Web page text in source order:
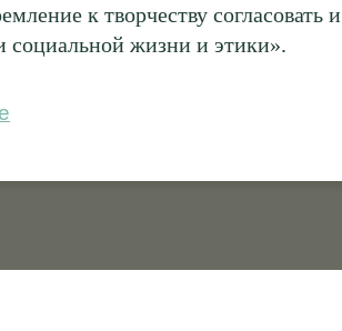
к творчеству согласовать
социальной жизни и этики».